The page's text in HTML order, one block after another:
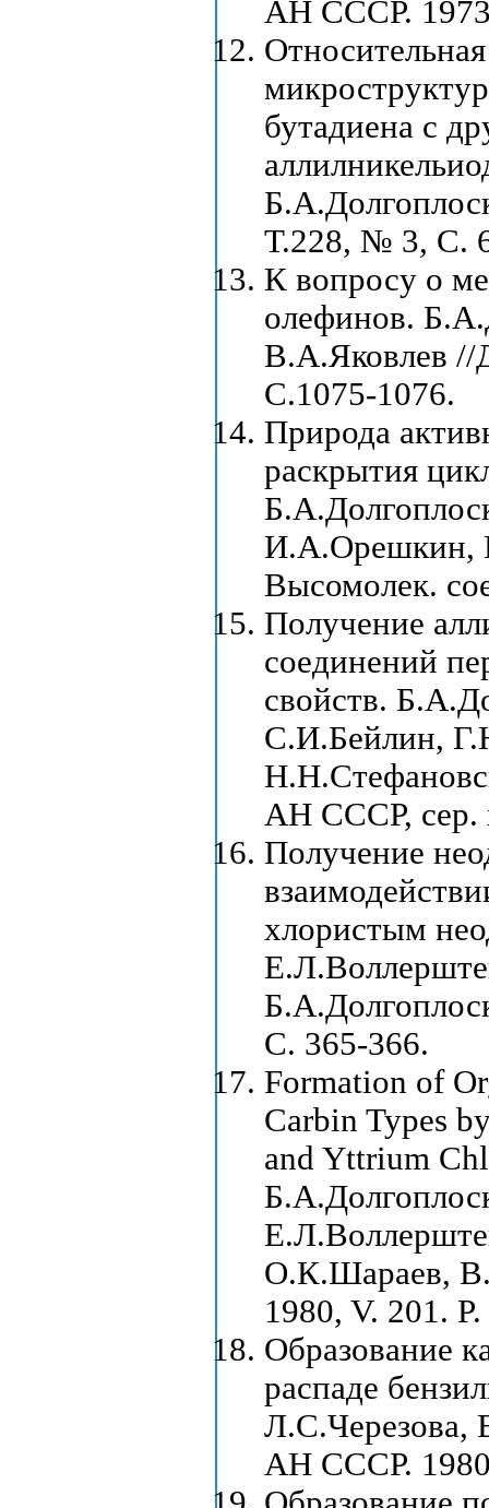
АН СССР.
бутадиена с
Т.228, № 3, С.
К вопросу о
олефинов.
В.А.Яковлев
С.1075-1076.
Природа
раскрытия
И.А.Орешкин,
Высомолек.
Получение
соединений
свойств.
С.И.Бейлин,
АН СССР, сер.
Получение
хлористым
С. 365-366.
Formation of
Carbin Types
and Yttrium
О.К.Шараев,
1980, V. 201.
Образование
распаде
Л.С.Черезова,
АН СССР.